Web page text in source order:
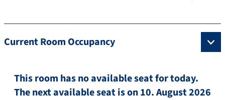
Current Room Occupancy
This room has no available seat for today.
The next available seat is on 10. August 2026